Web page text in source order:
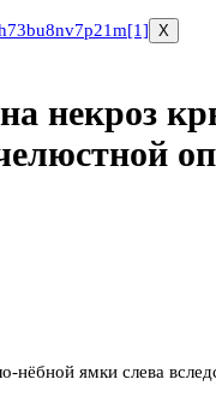
X
некроз
нёбной ямки слева